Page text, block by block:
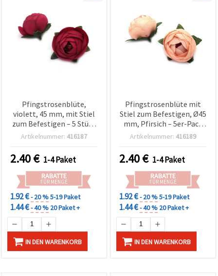
Pfingstrosenblüte,
violett, 45 mm, mit Stiel
zum Befestigen – 5 Stück
| Basteln & Deko
Artikelnummer: 416187
2.40€ 1-4 Paket
RABATTE
FÜR MENGE
1.92 €- 20 %5-19 Paket
1.44 €- 40 % 20 Paket +
IN DEN WARENKORB
Pfingstrosenblüte mit
Stiel zum Befestigen, Ø45
mm, Pfirsich – 5er-Pack
Bastel- & Dekoblumen
Artikelnummer: 416189
2.40€ 1-4 Paket
RABATTE
FÜR MENGE
1.92 €- 20 %5-19 Paket
1.44 €- 40 % 20 Paket +
IN DEN WARENKORB